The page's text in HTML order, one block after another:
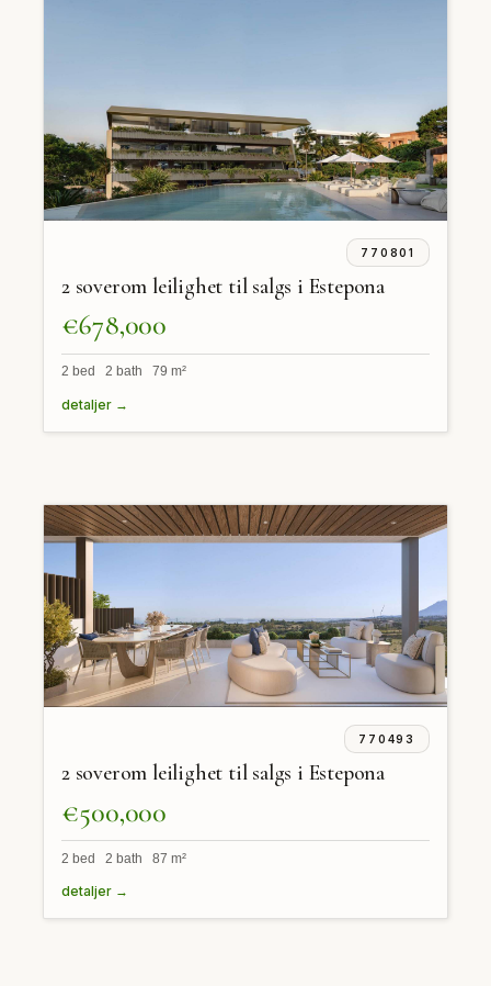
770801
2 soverom leilighet til salgs i Estepona
€678,000
2 bed 2 bath 79 m²
detaljer →
770493
2 soverom leilighet til salgs i Estepona
€500,000
2 bed 2 bath 87 m²
detaljer →